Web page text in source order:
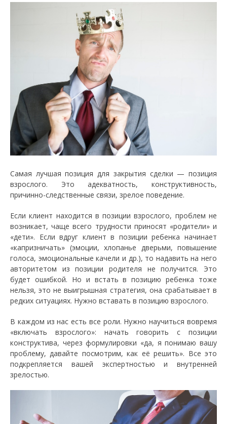
Самая лучшая позиция для закрытия сделки — позиция
взрослого. Это адекватность, конструктивность,
причинно-следственные связи, зрелое поведение.
Если клиент находится в позиции взрослого, проблем не
возникает, чаще всего трудности приносят «родители» и
«дети». Если вдруг клиент в позиции ребенка начинает
«капризничать» (эмоции, хлопанье дверьми, повышение
голоса, эмоциональные качели и др.), то надавить на него
авторитетом из позиции родителя не получится. Это
будет ошибкой. Но и встать в позицию ребенка тоже
нельзя, это не выигрышная стратегия, она срабатывает в
редких ситуациях. Нужно вставать в позицию взрослого.
В каждом из нас есть все роли. Нужно научиться вовремя
«включать взрослого»: начать говорить с позиции
конструктива, через формулировки «да, я понимаю вашу
проблему, давайте посмотрим, как её решить». Все это
подкрепляется вашей экспертностью и внутренней
зрелостью.